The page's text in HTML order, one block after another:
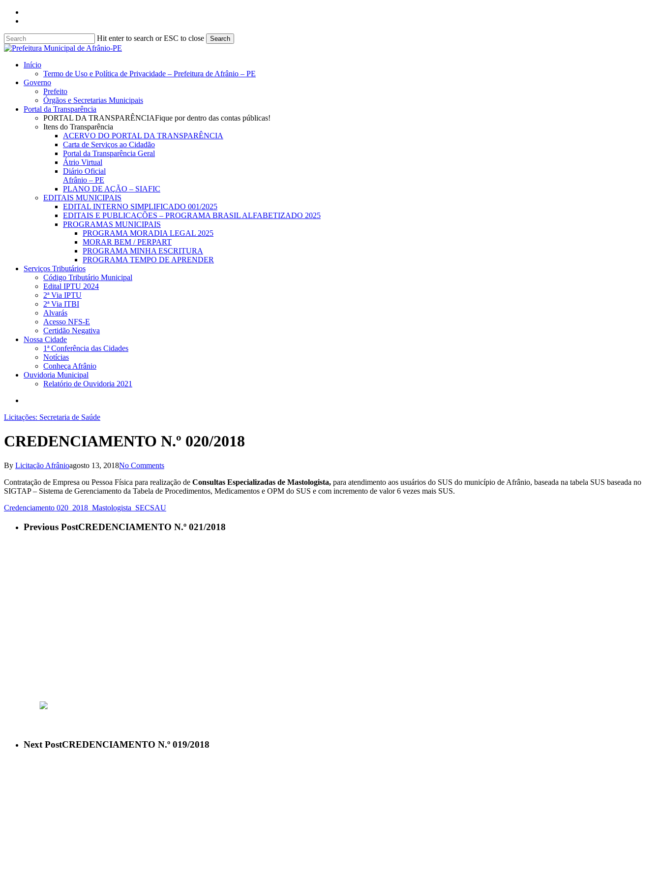
Skip
content
Hit enter to search or ESC to close Search
Close
search
Menu
Início
Termo de Uso e Política de Privacidade – Prefeitura de Afrânio – PE
Governo
Prefeito
Órgãos e Secretarias Municipais
Portal da Transparência
PORTAL DA TRANSPARÊNCIAFique por dentro das contas públicas!
Itens do Transparência
ACERVO DO PORTAL DA TRANSPARÊNCIA
Carta de Serviços ao Cidadão
Portal da Transparência Geral
Átrio Virtual
Diário Oficial
Afrânio – PE
PLANO DE AÇÃO – SIAFIC
EDITAIS MUNICIPAIS
EDITAL INTERNO SIMPLIFICADO 001/2025
EDITAIS E PUBLICAÇÕES – PROGRAMA BRASIL ALFABETIZADO 2025
PROGRAMAS MUNICIPAIS
PROGRAMA MORADIA LEGAL 2025
MORAR BEM / PERPART
PROGRAMA MINHA ESCRITURA
PROGRAMA TEMPO DE APRENDER
Serviços Tributários
Código Tributário Municipal
Edital IPTU 2024
2ª Via IPTU
2ª Via ITBI
Alvarás
Acesso NFS-E
Certidão Negativa
Nossa Cidade
1ª Conferência das Cidades
Notícias
Conheça Afrânio
Ouvidoria Municipal
Relatório de Ouvidoria 2021
Licitações: Secretaria de Saúde
CREDENCIAMENTO N.º 020/2018
By Licitação Afrânioagosto 13, 2018No Comments
Contratação de Empresa ou Pessoa Física para realização de Consultas Especializadas de Mastologista, para atendimento aos usuários do SUS do município de Afrânio, baseada na tabela SUS baseada no
SIGTAP – Sistema de Gerenciamento da Tabela de Procedimentos, Medicamentos e OPM do SUS e com incremento de valor 6 vezes mais SUS.
Credenciamento 020_2018_Mastologista_SECSAU
Previous PostCREDENCIAMENTO N.º 021/2018
Next PostCREDENCIAMENTO N.º 019/2018